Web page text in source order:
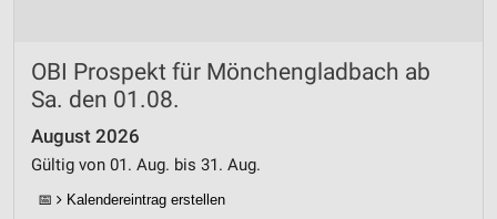
OBI Prospekt für Mönchengladbach ab
Sa. den 01.08.
August 2026
Gültig von 01. Aug. bis 31. Aug.
📅 Kalendereintrag erstellen